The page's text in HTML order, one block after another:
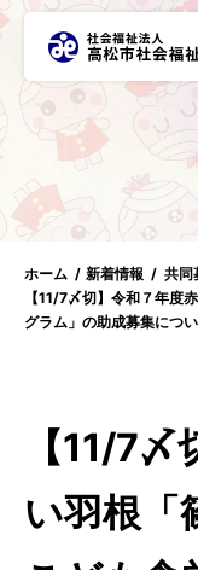
ホーム 新着情報
共同
【11/7〆切】令和７年度
グラム」の助成募集につ
【11/7
い羽根「